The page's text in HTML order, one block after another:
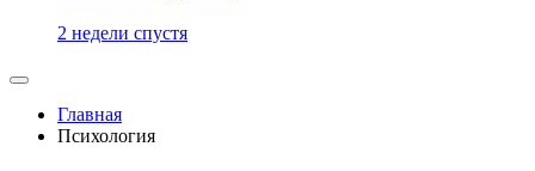
2 недели спустя
Главная
Психология